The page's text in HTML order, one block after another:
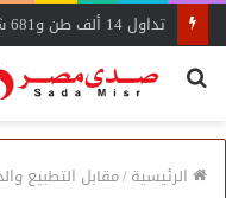
بحث
الرئيسية/مقابل التطبيع